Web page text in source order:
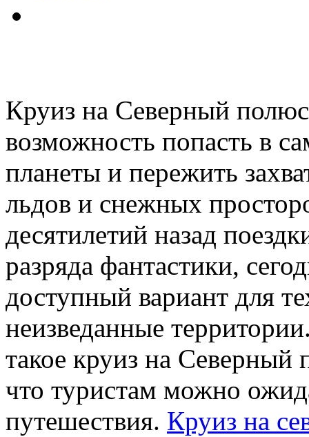
Круиз на Северный
возможность попасть в
планеты и пережить
льдов и снежных
десятилетий назад
разряда фантастики,
доступный вариант для
неизведанные
такое круиз на Северный
что туристам можно
путешествия. Круиз на